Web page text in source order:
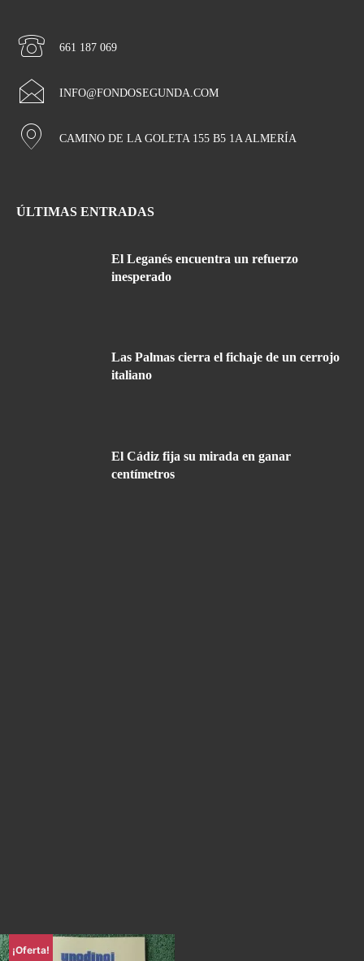
661 187 069
INFO@FONDOSEGUNDA.COM
CAMINO DE LA GOLETA 155 B5 1A ALMERÍA
ÚLTIMAS ENTRADAS
El Leganés encuentra un refuerzo
inesperado
Las Palmas cierra el fichaje de un cerrojo
italiano
El Cádiz fija su mirada en ganar
centímetros
¡Oferta!